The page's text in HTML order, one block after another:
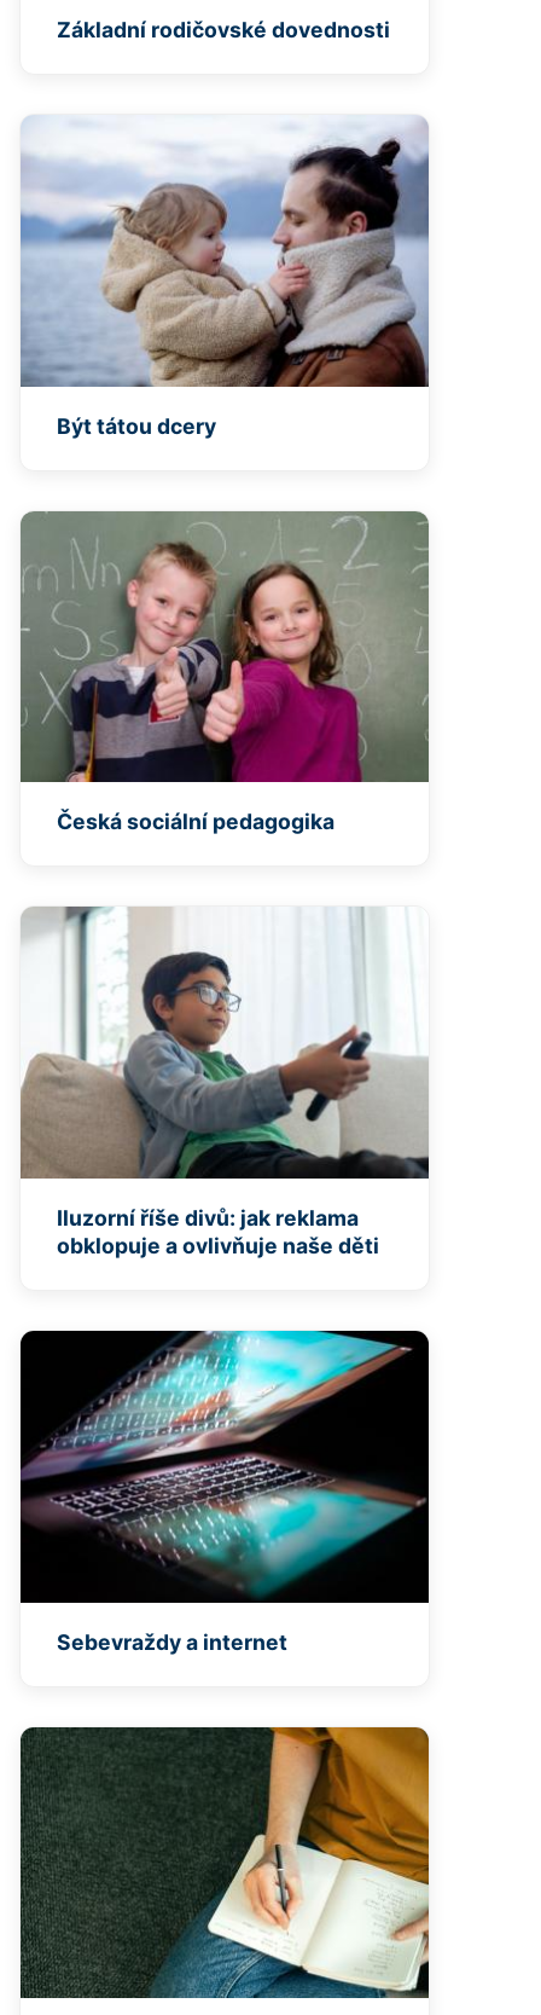
Základní rodičovské dovednosti
Být tátou dcery
Česká sociální pedagogika
Iluzorní říše divů: jak reklama
obklopuje a ovlivňuje naše děti
Sebevraždy a internet